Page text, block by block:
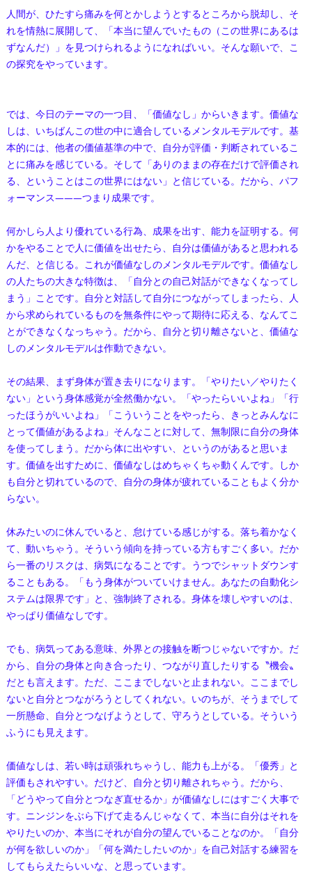
人間が、ひたすら痛みを何とかしようとするところから脱却し、そ
れを情熱に展開して、「本当に望んでいたもの（この世界にあるは
ずなんだ）」を見つけられるようになればいい。そんな願いで、こ
の探究をやっています。
では、今日のテーマの一つ目、「価値なし」からいきます。価値な
しは、いちばんこの世の中に適合しているメンタルモデルです。基
本的には、他者の価値基準の中で、自分が評価・判断されているこ
とに痛みを感じている。そして「ありのままの存在だけで評価され
る、ということはこの世界にはない」と信じている。だから、パフ
ォーマンス———つまり成果です。
何かしら人より優れている行為、成果を出す、能力を証明する。何
かをやることで人に価値を出せたら、自分は価値があると思われる
んだ、と信じる。これが価値なしのメンタルモデルです。価値なし
の人たちの大きな特徴は、「自分との自己対話ができなくなってし
まう」ことです。自分と対話して自分につながってしまったら、人
から求められているものを無条件にやって期待に応える、なんてこ
とができなくなっちゃう。だから、自分と切り離さないと、価値な
しのメンタルモデルは作動できない。
その結果、まず身体が置き去りになります。「やりたい／やりたく
ない」という身体感覚が全然働かない。「やったらいいよね」「行
ったほうがいいよね」「こういうことをやったら、きっとみんなに
とって価値があるよね」そんなことに対して、無制限に自分の身体
を使ってしまう。だから体に出やすい、というのがあると思いま
す。価値を出すために、価値なしはめちゃくちゃ動くんです。しか
も自分と切れているので、自分の身体が疲れていることもよく分か
らない。
休みたいのに休んでいると、怠けている感じがする。落ち着かなく
て、動いちゃう。そういう傾向を持っている方もすごく多い。だか
ら一番のリスクは、病気になることです。うつでシャットダウンす
ることもある。「もう身体がついていけません。あなたの自動化シ
ステムは限界です」と、強制終了される。身体を壊しやすいのは、
やっぱり価値なしです。
でも、病気ってある意味、外界との接触を断つじゃないですか。だ
から、自分の身体と向き合ったり、つながり直したりする〝機会〟
だとも言えます。ただ、ここまでしないと止まれない。ここまでし
ないと自分とつながろうとしてくれない。いのちが、そうまでして
一所懸命、自分とつなげようとして、守ろうとしている。そういう
ふうにも見えます。
価値なしは、若い時は頑張れちゃうし、能力も上がる。「優秀」と
評価もされやすい。だけど、自分と切り離されちゃう。だから、
「どうやって自分とつなぎ直せるか」が価値なしにはすごく大事で
す。ニンジンをぶら下げて走るんじゃなくて、本当に自分はそれを
やりたいのか、本当にそれが自分の望んでいることなのか。「自分
が何を欲しいのか」「何を満たしたいのか」を自己対話する練習を
してもらえたらいいな、と思っています。